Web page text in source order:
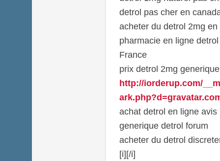
detrol pas cher en
acheter du detrol 2mg en
pharmacie en ligne
France
prix detrol 2mg generique
http://iorderup.com/
achat detrol en ligne avis
generique detrol forum
acheter du detrol
[i][/i]